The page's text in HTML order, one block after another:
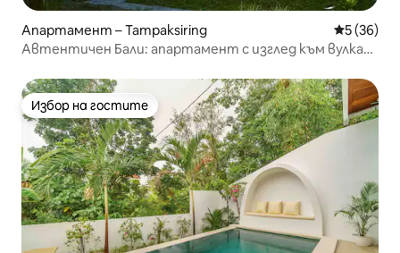
Апартамент – Tampaksiring Средна
5 (36)
Автентичен Бали: апартамент с изглед към вулкана
Избор на гостите
Избор на гостите